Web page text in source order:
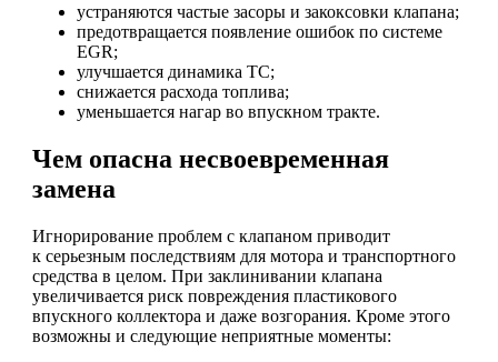
устраняются частые засоры и закоксовки клапана;
предотвращается появление ошибок по системе
EGR;
улучшается динамика ТС;
снижается расхода топлива;
уменьшается нагар во впускном тракте.
Чем опасна несвоевременная
замена
Игнорирование проблем с клапаном приводит
к серьезным последствиям для мотора и транспортного
средства в целом. При заклинивании клапана
увеличивается риск повреждения пластикового
впускного коллектора и даже возгорания. Кроме этого
возможны и следующие неприятные моменты: